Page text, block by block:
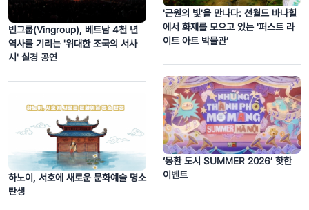
빈그룹(Vingroup), 베트남 4천 년
역사를 기리는 '위대한 조국의 서사
시' 실경 공연
하노이, 서호에 새로운 문화예술 명소
탄생
'근원의 빛'을 만나다: 선월드 바나힐
에서 화제를 모으고 있는 '퍼스트 라
이트 아트 박물관’
‘몽환 도시 SUMMER 2026’ 핫한
이벤트